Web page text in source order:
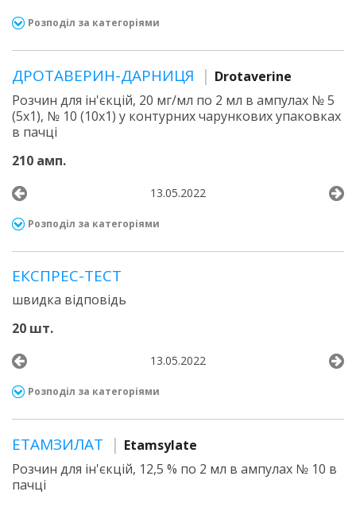
Розподіл за категоріями
ДРОТАВЕРИН-ДАРНИЦЯ
Drotaverine
Розчин для ін'єкцій, 20 мг/мл по 2 мл в ампулах № 5
(5х1), № 10 (10х1) у контурних чарункових упаковках
в пачці
210 амп.
13.05.2022
Розподіл за категоріями
ЕКСПРЕС-ТЕСТ
швидка відповідь
20 шт.
13.05.2022
Розподіл за категоріями
ЕТАМЗИЛАТ
Etamsylate
Розчин для ін'єкцій, 12,5 % по 2 мл в ампулах № 10 в
пачці